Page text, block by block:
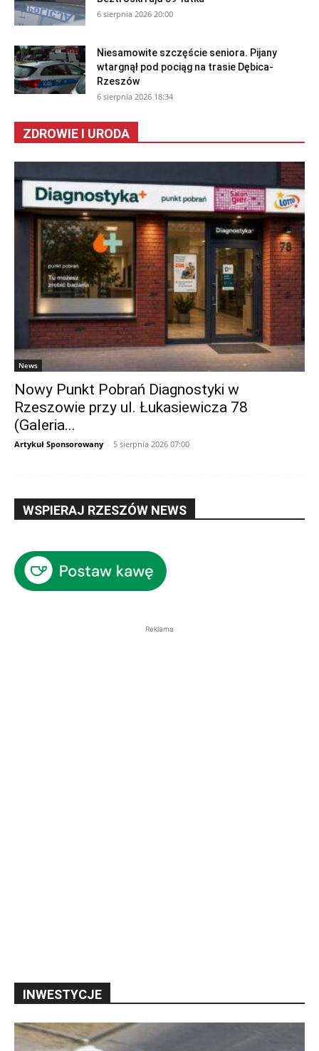
6 sierpnia 2026 20:00
Niesamowite szczęście seniora. Pijany
wtargnął pod pociąg na trasie Dębica-
Rzeszów
6 sierpnia 2026 18:34
ZDROWIE I URODA
News
Nowy Punkt Pobrań Diagnostyki w
Rzeszowie przy ul. Łukasiewicza 78
(Galeria...
Artykuł Sponsorowany - 5 sierpnia 2026 07:00
WSPIERAJ RZESZÓW NEWS
Reklama
INWESTYCJE